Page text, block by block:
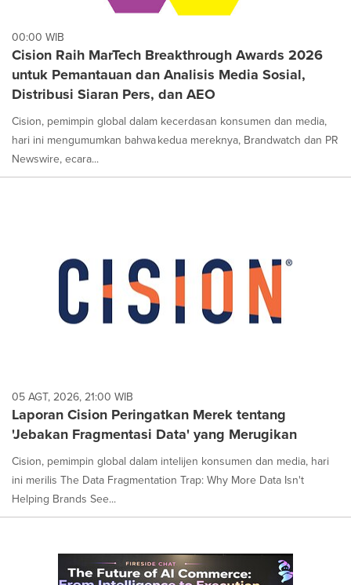
each
option
is
selected.
00:00 WIB
Cision Raih MarTech Breakthrough Awards 2026
untuk Pemantauan dan Analisis Media Sosial,
Distribusi Siaran Pers, dan AEO
Cision, pemimpin global dalam kecerdasan konsumen dan media,
hari ini mengumumkan bahwa kedua mereknya, Brandwatch dan PR
Newswire, ecara...
05 AGT, 2026, 21:00 WIB
Laporan Cision Peringatkan Merek tentang
'Jebakan Fragmentasi Data' yang Merugikan
Cision, pemimpin global dalam intelijen konsumen dan media, hari
ini merilis The Data Fragmentation Trap: Why More Data Isn't
Helping Brands See...